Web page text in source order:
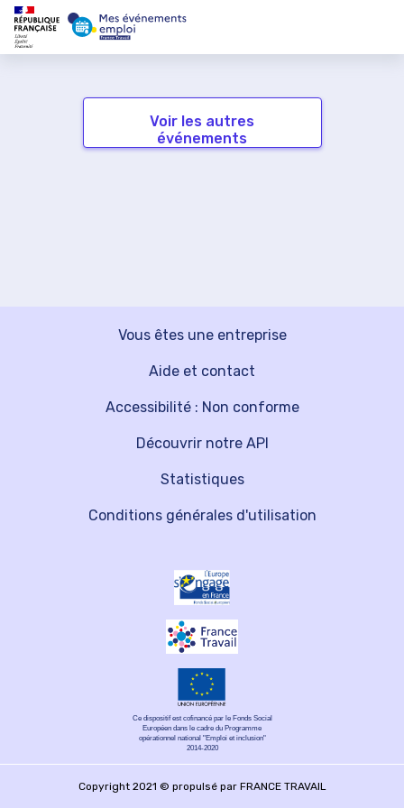
Voir les autres
événements
Vous êtes une entreprise
Découvrir notre API
Aide et contact
Statistiques
Accessibilité : Non conforme
Conditions générales d'utilisation
Ce dispositif est cofinancé par le Fonds Social
Européen dans le cadre du Programme
opérationnel national "Emploi et inclusion"
2014-2020
Copyright 2021 © propulsé par FRANCE TRAVAIL